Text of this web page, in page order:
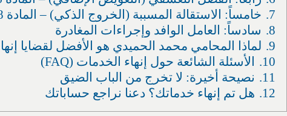
7.
خامساً: الاستقالة المسببة (الخروج الذكي) – المادة 48
8.
سادساً: العامل الوافد وإجراءات المغادرة
9. لماذا المحامي محمد الحميدي هو الأفضل لقضايا
10.
الأسئلة الشائعة حول إنهاء الخدمات (FAQ)
11.
نصيحة أخيرة: لا تخرج من الباب الضيق
12.
هل تم إنهاء خدماتك؟ دعنا نراجع حساباتك